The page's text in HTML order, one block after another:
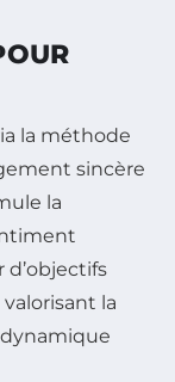
la méthode
sincère
la
d’objectifs
la